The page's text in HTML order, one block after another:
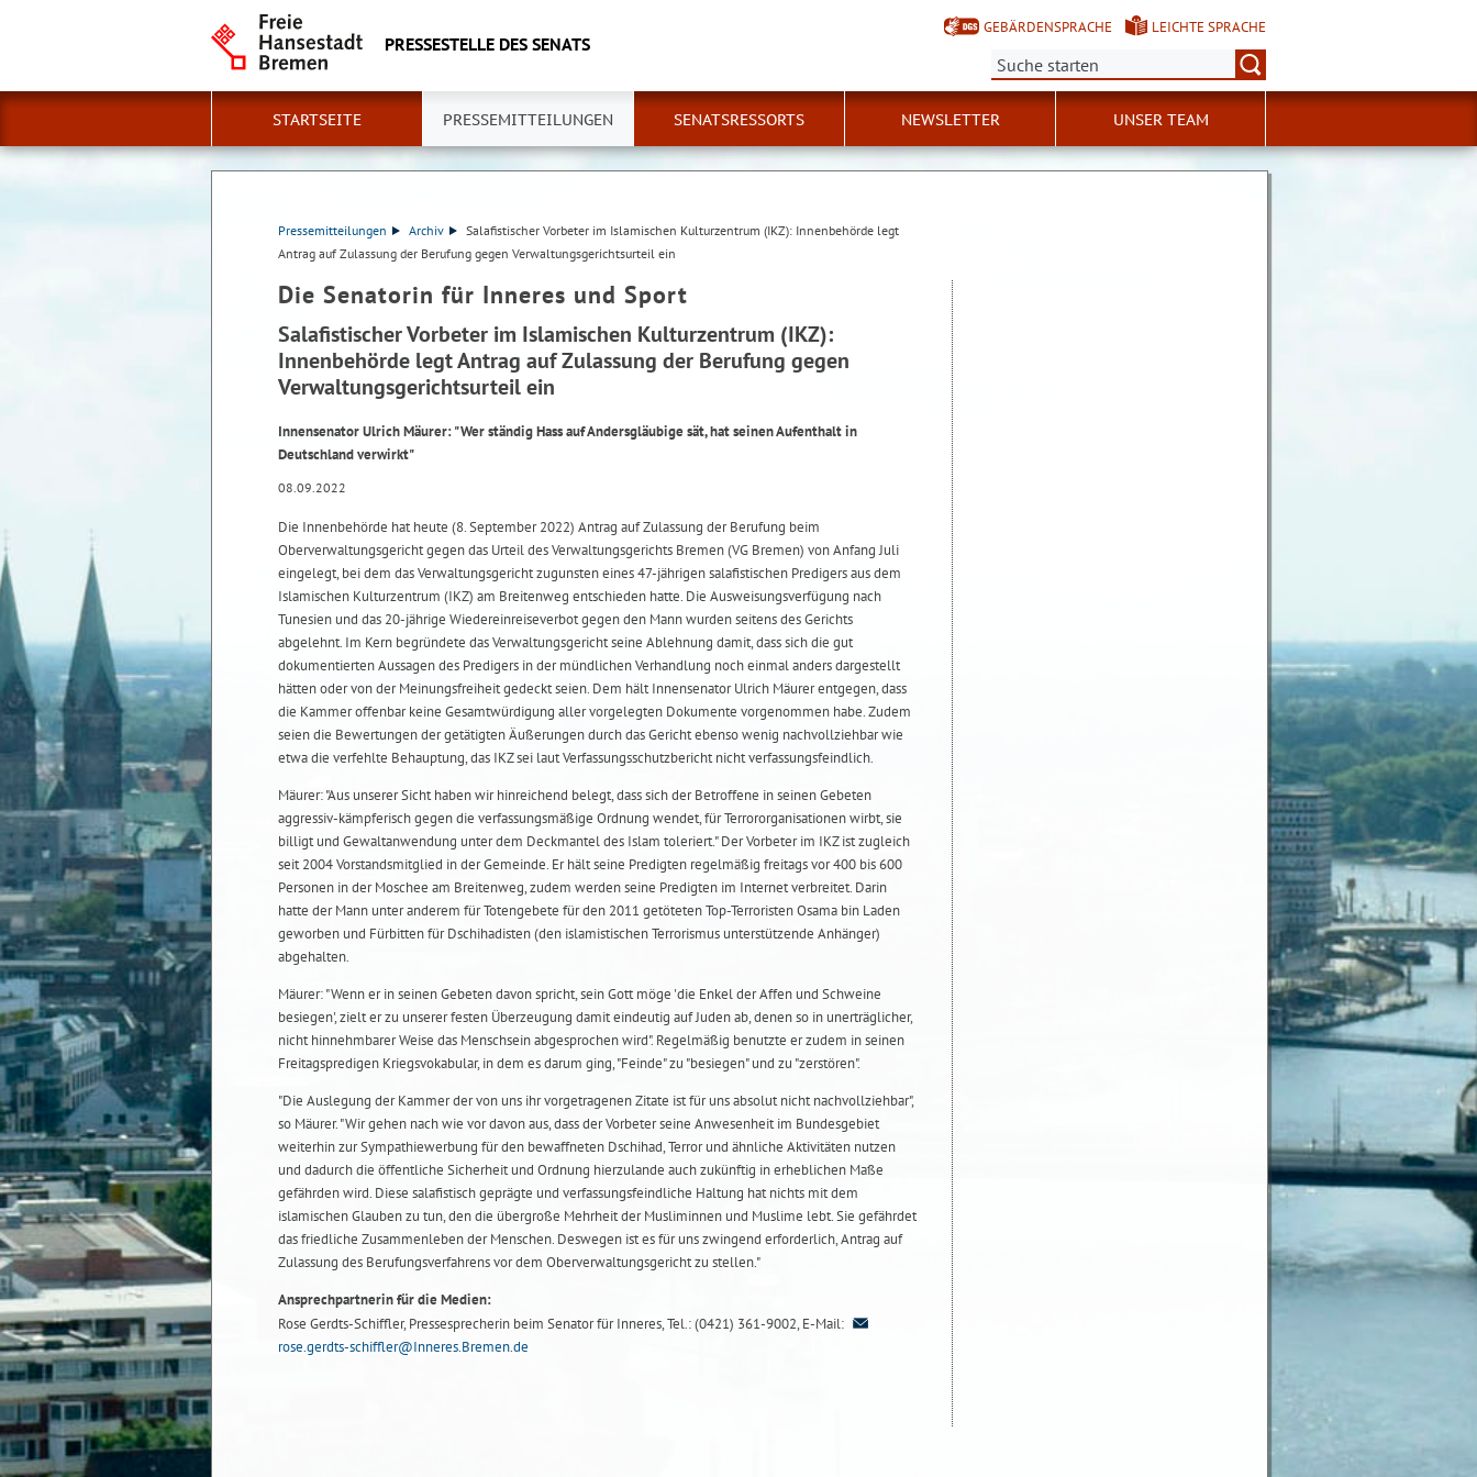
PRESSESTELLE DES SENATS
GEBÄRDENSPRACHE
LEICHTE SPRACHE
Suche:
STARTSEITE PRESSEMITTEILUNGEN SENATSRESSORTS NEWSLETTER UNSER TEAM
Pressemitteilungen Archiv
Salafistischer Vorbeter im Islamischen Kulturzentrum (IKZ): Innenbehörde legt
Antrag auf Zulassung der Berufung gegen Verwaltungsgerichtsurteil ein
Die Senatorin für Inneres und Sport
Salafistischer Vorbeter im Islamischen Kulturzentrum (IKZ):
Innenbehörde legt Antrag auf Zulassung der Berufung gegen
Verwaltungsgerichtsurteil ein
Innensenator Ulrich Mäurer: "Wer ständig Hass auf Andersgläubige sät, hat seinen Aufenthalt in
Deutschland verwirkt"
08.09.2022
Die Innenbehörde hat heute (8. September 2022) Antrag auf Zulassung der Berufung beim
Oberverwaltungsgericht gegen das Urteil des Verwaltungsgerichts Bremen (VG Bremen) von Anfang Juli
eingelegt, bei dem das Verwaltungsgericht zugunsten eines 47-jährigen salafistischen Predigers aus dem
Islamischen Kulturzentrum (IKZ) am Breitenweg entschieden hatte. Die Ausweisungsverfügung nach
Tunesien und das 20-jährige Wiedereinreiseverbot gegen den Mann wurden seitens des Gerichts
abgelehnt. Im Kern begründete das Verwaltungsgericht seine Ablehnung damit, dass sich die gut
dokumentierten Aussagen des Predigers in der mündlichen Verhandlung noch einmal anders dargestellt
hätten oder von der Meinungsfreiheit gedeckt seien. Dem hält Innensenator Ulrich Mäurer entgegen, dass
die Kammer offenbar keine Gesamtwürdigung aller vorgelegten Dokumente vorgenommen habe. Zudem
seien die Bewertungen der getätigten Äußerungen durch das Gericht ebenso wenig nachvollziehbar wie
etwa die verfehlte Behauptung, das IKZ sei laut Verfassungsschutzbericht nicht verfassungsfeindlich.
Mäurer: "Aus unserer Sicht haben wir hinreichend belegt, dass sich der Betroffene in seinen Gebeten
aggressiv-kämpferisch gegen die verfassungsmäßige Ordnung wendet, für Terrororganisationen wirbt, sie
billigt und Gewaltanwendung unter dem Deckmantel des Islam toleriert." Der Vorbeter im IKZ ist zugleich
seit 2004 Vorstandsmitglied in der Gemeinde. Er hält seine Predigten regelmäßig freitags vor 400 bis 600
Personen in der Moschee am Breitenweg, zudem werden seine Predigten im Internet verbreitet. Darin
hatte der Mann unter anderem für Totengebete für den 2011 getöteten Top-Terroristen Osama bin Laden
geworben und Fürbitten für Dschihadisten (den islamistischen Terrorismus unterstützende Anhänger)
abgehalten.
Mäurer: "Wenn er in seinen Gebeten davon spricht, sein Gott möge 'die Enkel der Affen und Schweine
besiegen', zielt er zu unserer festen Überzeugung damit eindeutig auf Juden ab, denen so in unerträglicher,
nicht hinnehmbarer Weise das Menschsein abgesprochen wird". Regelmäßig benutzte er zudem in seinen
Freitagspredigen Kriegsvokabular, in dem es darum ging, "Feinde" zu "besiegen" und zu "zerstören".
"Die Auslegung der Kammer der von uns ihr vorgetragenen Zitate ist für uns absolut nicht nachvollziehbar",
so Mäurer. "Wir gehen nach wie vor davon aus, dass der Vorbeter seine Anwesenheit im Bundesgebiet
weiterhin zur Sympathiewerbung für den bewaffneten Dschihad, Terror und ähnliche Aktivitäten nutzen
und dadurch die öffentliche Sicherheit und Ordnung hierzulande auch zukünftig in erheblichen Maße
gefährden wird. Diese salafistisch geprägte und verfassungsfeindliche Haltung hat nichts mit dem
islamischen Glauben zu tun, den die übergroße Mehrheit der Musliminnen und Muslime lebt. Sie gefährdet
das friedliche Zusammenleben der Menschen. Deswegen ist es für uns zwingend erforderlich, Antrag auf
Zulassung des Berufungsverfahrens vor dem Oberverwaltungsgericht zu stellen."
Ansprechpartnerin für die Medien:
Rose Gerdts-Schiffler, Pressesprecherin beim Senator für Inneres, Tel.: (0421) 361-9002, E-Mail:
rose.gerdts-schiffler@Inneres.Bremen.de